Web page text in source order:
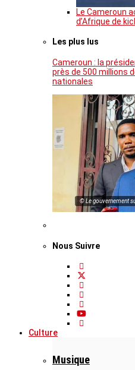
Le Cameroun
d’Afrique de
Les plus lus
Cameroun : la
près de 500 millions
nationales
© Le gouvernement
Nous Suivre
Culture
Musique